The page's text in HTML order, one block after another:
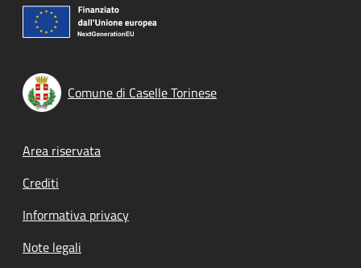
Comune di Caselle Torinese
Footer menu
Area riservata
Crediti
Informativa privacy
Note legali